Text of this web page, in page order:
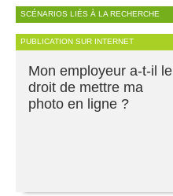
SCÉNARIOS LIÉS À LA RECHERCHE
PUBLICATION SUR INTERNET
Mon employeur a-t-il le
droit de mettre ma
photo en ligne ?